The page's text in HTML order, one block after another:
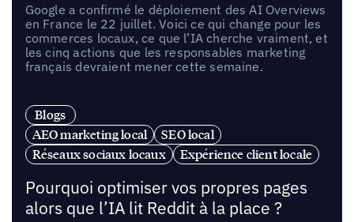
Google a confirmé le déploiement des AI Overviews
en France le 22 juillet. Voici ce qui change pour les
commerces locaux, ce que l’IA cherche vraiment, et
les cinq actions que les responsables marketing
français devraient mener cette semaine.
Blogs
AEO marketing local
SEO local
Réseaux sociaux locaux
Expérience client locale
Pourquoi optimiser vos propres pages
alors que l’IA lit Reddit à la place ?